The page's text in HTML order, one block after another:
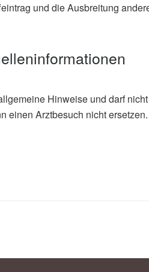
und die Ausbreitung
Hinweise und darf
einen Arztbesuch nicht ersetzen.